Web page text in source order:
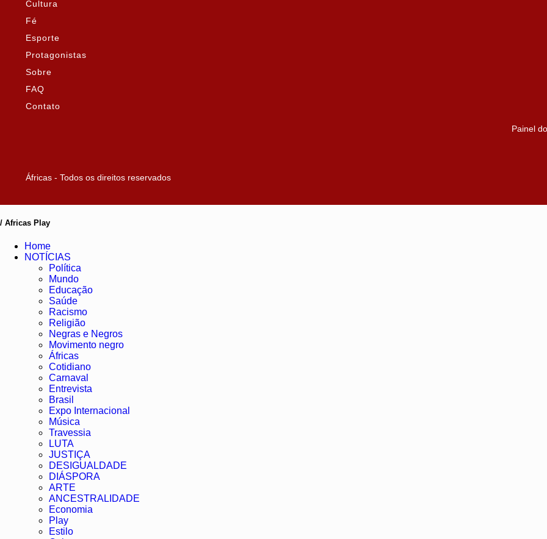
Cultura
Fé
Esporte
Protagonistas
Sobre
FAQ
Contato
Painel
Áfricas - Todos os direitos reservados
/ Africas Play
Home
NOTÍCIAS
Política
Mundo
Educação
Saúde
Racismo
Religião
Negras e Negros
Movimento negro
Áfricas
Cotidiano
Carnaval
Entrevista
Brasil
Expo Internacional
Música
Travessia
LUTA
JUSTIÇA
DESIGUALDADE
DIÁSPORA
ARTE
ANCESTRALIDADE
Economia
Play
Estilo